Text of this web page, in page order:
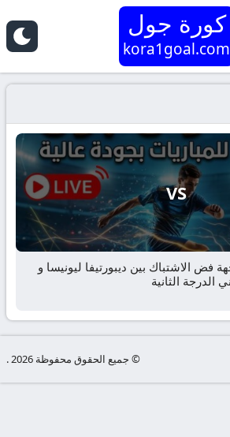
كورة جول
kora1goal.com
VS
فض الاشتباك بين ديبورتيفا ليونيسا و
الدرجة الثانية
© جميع الحقوق محفوظة 2026 .